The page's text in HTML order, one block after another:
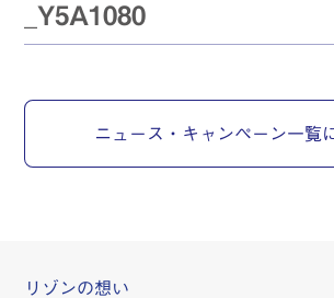
_Y5A1080
ニュース・キャンペーン一覧
リゾンの想い